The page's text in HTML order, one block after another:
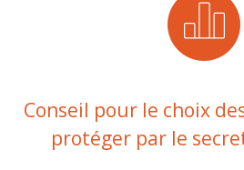
Conseil pour le choix
protéger par le